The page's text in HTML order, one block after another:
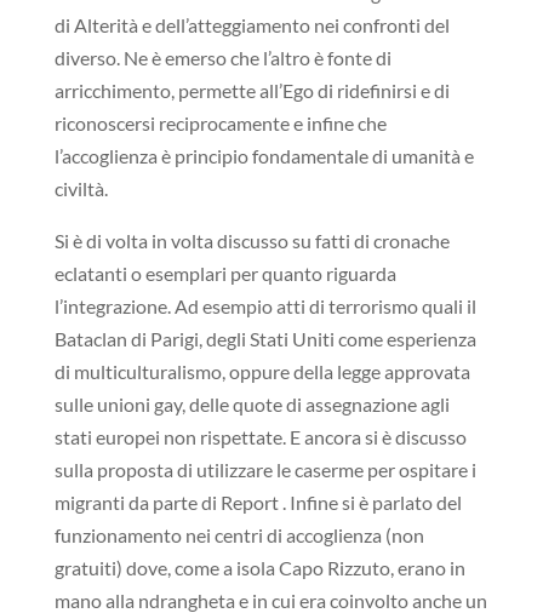
di Alterità e dell’atteggiamento nei confronti del
diverso. Ne è emerso che l’altro è fonte di
arricchimento, permette all’Ego di ridefinirsi e di
riconoscersi reciprocamente e infine che
l’accoglienza è principio fondamentale di umanità e
civiltà.
Si è di volta in volta discusso su fatti di cronache
eclatanti o esemplari per quanto riguarda
l’integrazione. Ad esempio atti di terrorismo quali il
Bataclan di Parigi, degli Stati Uniti come esperienza
di multiculturalismo, oppure della legge approvata
sulle unioni gay, delle quote di assegnazione agli
stati europei non rispettate. E ancora si è discusso
sulla proposta di utilizzare le caserme per ospitare i
migranti da parte di Report . Infine si è parlato del
funzionamento nei centri di accoglienza (non
gratuiti) dove, come a isola Capo Rizzuto, erano in
mano alla ndrangheta e in cui era coinvolto anche un